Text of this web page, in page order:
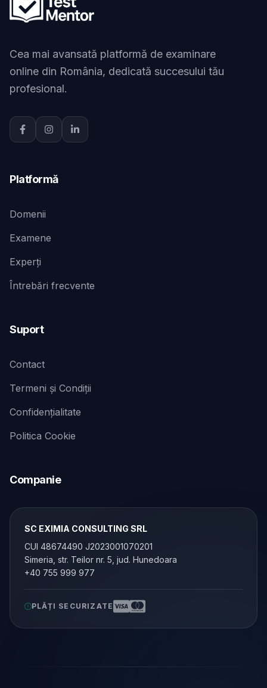
Cea mai avansată platformă de examinare
online din România, dedicată succesului tău
profesional.
Platformă
Domenii
Examene
Experți
Întrebări frecvente
Suport
Contact
Termeni și Condiții
Confidențialitate
Politica Cookie
Companie
SC EXIMIA CONSULTING SRL
CUI 48674490 J2023001070201
Simeria, str. Teilor nr. 5, jud. Hunedoara
+40 755 999 977
PLĂȚI SECURIZATE